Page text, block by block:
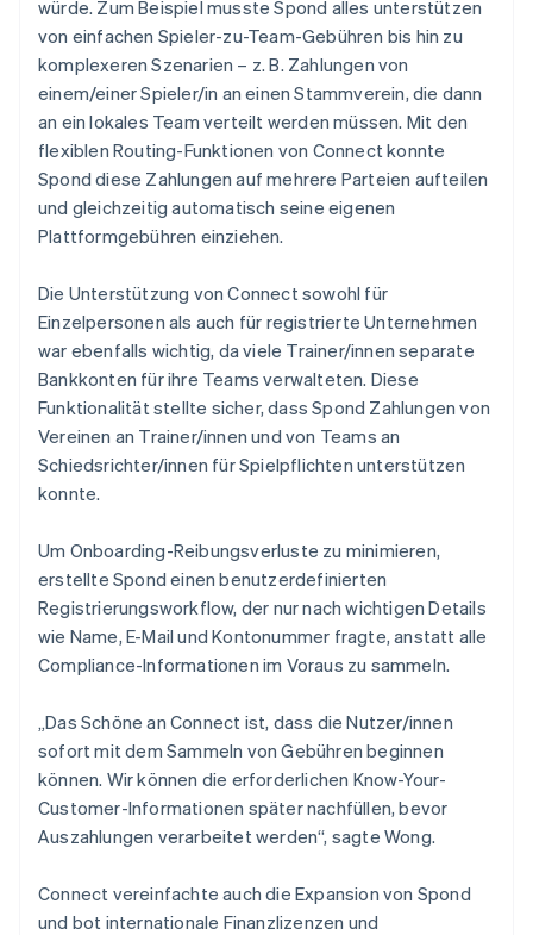
würde. Zum Beispiel musste Spond alles unterstützen
von einfachen Spieler-zu-Team-Gebühren bis hin zu
komplexeren Szenarien – z. B. Zahlungen von
einem/einer Spieler/in an einen Stammverein, die dann
an ein lokales Team verteilt werden müssen. Mit den
flexiblen Routing-Funktionen von Connect konnte
Spond diese Zahlungen auf mehrere Parteien aufteilen
und gleichzeitig automatisch seine eigenen
Plattformgebühren einziehen.
Die Unterstützung von Connect sowohl für
Einzelpersonen als auch für registrierte Unternehmen
war ebenfalls wichtig, da viele Trainer/innen separate
Bankkonten für ihre Teams verwalteten. Diese
Funktionalität stellte sicher, dass Spond Zahlungen von
Vereinen an Trainer/innen und von Teams an
Schiedsrichter/innen für Spielpflichten unterstützen
konnte.
Um Onboarding-Reibungsverluste zu minimieren,
erstellte Spond einen benutzerdefinierten
Registrierungsworkflow, der nur nach wichtigen Details
wie Name, E-Mail und Kontonummer fragte, anstatt alle
Compliance-Informationen im Voraus zu sammeln.
„Das Schöne an Connect ist, dass die Nutzer/innen
sofort mit dem Sammeln von Gebühren beginnen
können. Wir können die erforderlichen Know-Your-
Customer-Informationen später nachfüllen, bevor
Auszahlungen verarbeitet werden“, sagte Wong.
Connect vereinfachte auch die Expansion von Spond
und bot internationale Finanzlizenzen und